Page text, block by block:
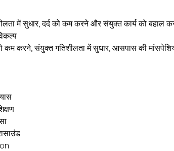
में सुधार, दर्द को कम करने और संयुक्त कार्य को बहाल
कम करने, संयुक्त गतिशीलता में सुधार, आसपास की